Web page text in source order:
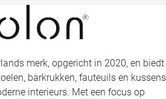
merk, opgericht in 2020, en biedt
barkrukken, fauteuils en kussens
interieurs. Met een focus op